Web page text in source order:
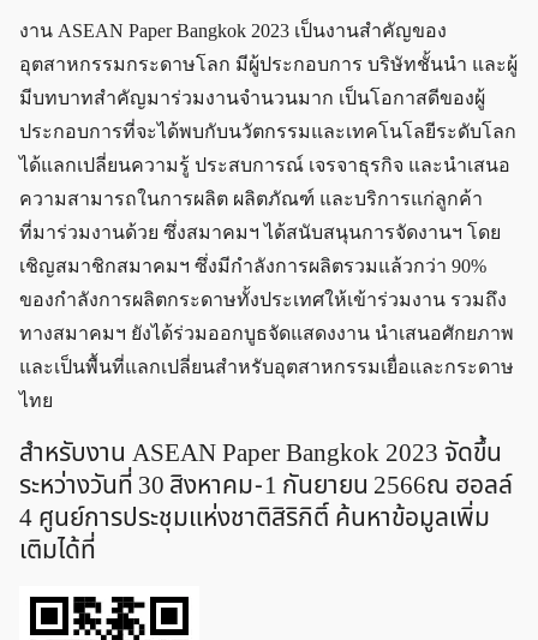
งาน ASEAN Paper Bangkok 2023 เป็นงานสำคัญของ
อุตสาหกรรมกระดาษโลก มีผู้ประกอบการ บริษัทชั้นนำ และผู้
มีบทบาทสำคัญมาร่วมงานจำนวนมาก เป็นโอกาสดีของผู้
ประกอบการที่จะได้พบกับนวัตกรรมและเทคโนโลยีระดับโลก
ได้แลกเปลี่ยนความรู้ ประสบการณ์ เจรจาธุรกิจ และนำเสนอ
ความสามารถในการผลิต ผลิตภัณฑ์ และบริการแก่ลูกค้า
ที่มาร่วมงานด้วย ซึ่งสมาคมฯ ได้สนับสนุนการจัดงานฯ โดย
เชิญสมาชิกสมาคมฯ ซึ่งมีกำลังการผลิตรวมแล้วกว่า 90%
ของกำลังการผลิตกระดาษทั้งประเทศให้เข้าร่วมงาน รวมถึง
ทางสมาคมฯ ยังได้ร่วมออกบูธจัดแสดงงาน นำเสนอศักยภาพ
และเป็นพื้นที่แลกเปลี่ยนสำหรับอุตสาหกรรมเยื่อและกระดาษ
ไทย
สำหรับงาน ASEAN Paper Bangkok 2023 จัดขึ้น
ระหว่างวันที่ 30 สิงหาคม - 1 กันยายน 2566ณ ฮอลล์
4 ศูนย์การประชุมแห่งชาติสิริกิติ์ ค้นหาข้อมูลเพิ่ม
เติมได้ที่